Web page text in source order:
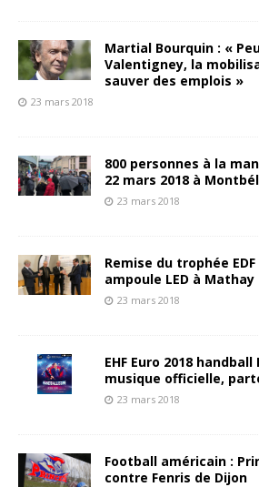
Martial Bourquin : «
Valentigney, la
sauver des emplois »
23 mars 2018
800 personnes à la
22 mars 2018 à
23 mars 2018
Remise du trophée
ampoule LED à Mathay
23 mars 2018
EHF Euro 2018
musique officielle,
23 mars 2018
Football américain :
contre Fenris de Dijon